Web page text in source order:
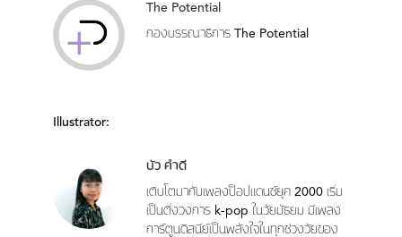
The Potential
กองบรรณาธิการ The Potential
Illustrator:
บัว คำดี
เติบโตมากับเพลงป็อปแดนซ์ยุค 2000 เริ่ม
เป็นติ่งวงการ k-pop ในวัยมัธยม มีเพลง
การ์ตูนดิสนีย์เป็นพลังใจในทุกช่วงวัยของ